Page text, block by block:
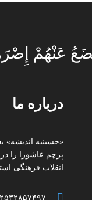
عَنْهُمْ
درباره ما
«حسینیه اندیشه»
پرچم عاشورا را
انقلاب فرهنگی